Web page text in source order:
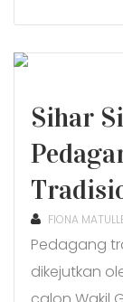
Sihar
FIONA
Pedagang
dikejutkan